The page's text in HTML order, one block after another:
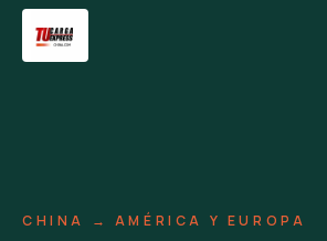
CHINA → AMÉRICA Y EUROPA